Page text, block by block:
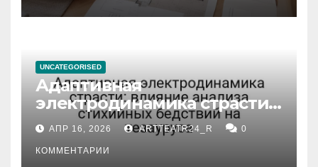
UNCATEGORISED
Адаптивная
электродинамика страсти:
влияние анализа
стихийных бедствий на
тезауруса
АПР 16, 2026 ARTTEATR24_R 0
КОММЕНТАРИИ